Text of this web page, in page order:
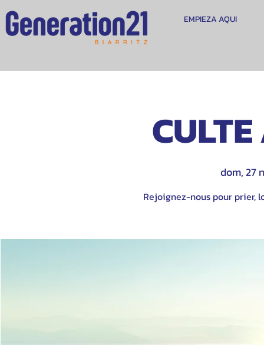
EMPIEZA AQUI
dom, 27
Rejoignez-nous pour prier,